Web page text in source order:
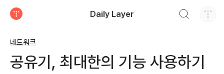
Daily Layer
네트워크
공유기, 최대한의 기능 사용하기